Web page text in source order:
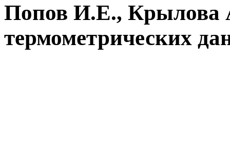
Попов И.Е., Крылова
термометрических